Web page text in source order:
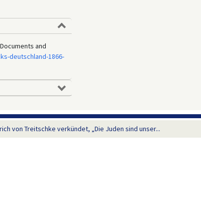
and
deutschland-1866-
von Treitschke verkündet, „Die Juden sind unser...